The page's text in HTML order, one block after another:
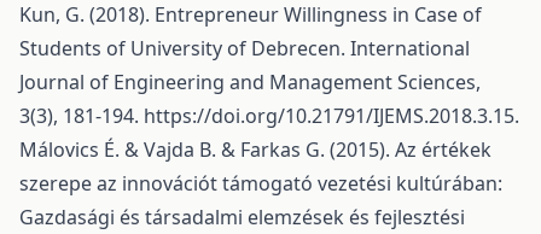
Kun, G. (2018). Entrepreneur Willingness in Case of
Students of University of Debrecen. International
Journal of Engineering and Management Sciences,
3(3), 181-194. https://doi.org/10.21791/IJEMS.2018.3.15.
Málovics É. & Vajda B. & Farkas G. (2015). Az értékek
szerepe az innovációt támogató vezetési kultúrában:
Gazdasági és társadalmi elemzések és fejlesztési